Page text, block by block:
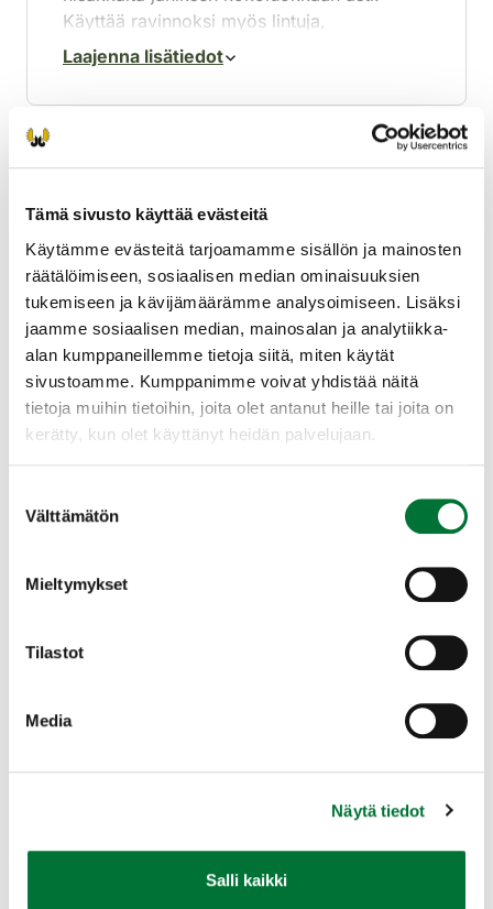
Tämä sivusto käyttää evästeitä
Käytämme evästeitä tarjoamamme sisällön ja mainosten
räätälöimiseen, sosiaalisen median ominaisuuksien
tukemiseen ja kävijämäärämme analysoimiseen. Lisäksi
jaamme sosiaalisen median, mainosalan ja analytiikka-
alan kumppaneillemme tietoja siitä, miten käytät
sivustoamme. Kumppanimme voivat yhdistää näitä
tietoja muihin tietoihin, joita olet antanut heille tai joita on
kerätty, kun olet käyttänyt heidän palvelujaan.
valinta
Välttämätön
Mieltymykset
Tilastot
Media
Näytä tiedot
Salli kaikki
Käyttää ravinnoksi myös lintuja,
linnunmunia, marjoja, sieniä, hyönteisiä ja
haaskoja. Tekee ravintokätköjä, joihin
varastoi tappamiaan saaliita.
Laajenna lisätiedot
Lisääntyminen
Kiima-aika on kesällä heinä-elokuussa.
Näädän kantoaika on 230–270 vuorokautta
viivästyneen sikiönkehityksen takia. Pesä on
tavallisesti kolossa tai pöntössä. Poikasia
on yleensä 2–5, ja ne syntyvät toukokuussa.
Laajenna lisätiedot
Jäljet